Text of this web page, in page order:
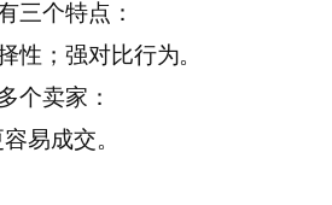
三个特点：
性；强对比行为。
个卖家：
易成交。